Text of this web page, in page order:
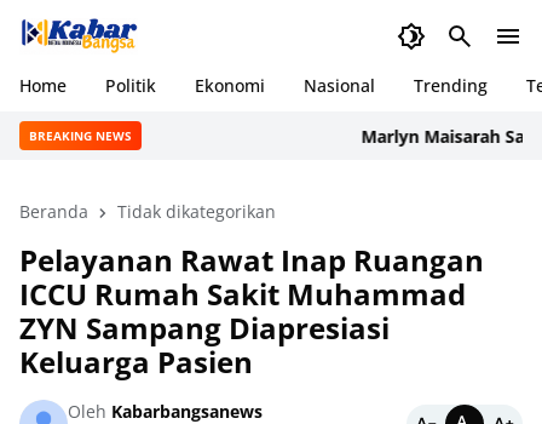
Home Politik Ekonomi Nasional Trending
BREAKING NEWS Marlyn Maisarah
Beranda Tidak dikategorikan
Pelayanan Rawat Inap Ruangan
ICCU Rumah Sakit Muhammad
ZYN Sampang Diapresiasi
Keluarga Pasien
Oleh Kabarbangsanews